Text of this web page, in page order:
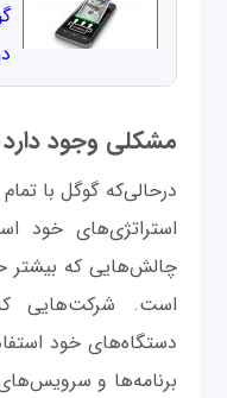
مشکلی وجود دارد
درحالی‌که گوگل با
استراتژی‌های خود
چالش‌هایی که بیشتر
است. شرکت‌هایی
دستگاه‌های خود
برنامه‌ها و